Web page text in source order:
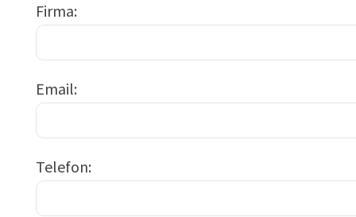
Firma
Email
Telefon